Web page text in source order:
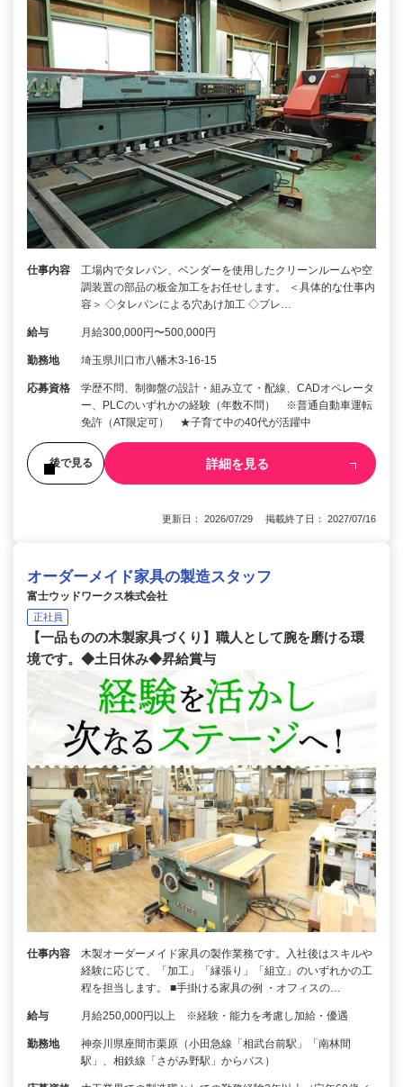
仕事内容
工場内でタレパン、ベンダーを使用したクリーンルームや空
調装置の部品の板金加工をお任せします。 ＜具体的な仕事内
容＞ ◇タレパンによる穴あけ加工 ◇プレ…
給与 月給300,000円〜500,000円
勤務地 埼玉県川口市八幡木3-16-15
応募資格
学歴不問、制御盤の設計・組み立て・配線、CADオペレータ
ー、PLCのいずれかの経験（年数不問） ※普通自動車運転
免許（AT限定可） ★子育て中の40代が活躍中
後で見る 詳細を見る
更新日： 2026/07/29 掲載終了日： 2027/07/16
オーダーメイド家具の製造スタッフ
富士ウッドワークス株式会社
正社員
【一品ものの木製家具づくり】職人として腕を磨ける環
境です。◆土日休み◆昇給賞与
仕事内容
木製オーダーメイド家具の製作業務です。入社後はスキルや
経験に応じて、「加工」「縁張り」「組立」のいずれかの工
程を担当します。 ■手掛ける家具の例 ・オフィスの…
給与 月給250,000円以上 ※経験・能力を考慮し加給・優遇
勤務地
神奈川県座間市栗原（小田急線「相武台前駅」「南林間
駅」、相鉄線「さがみ野駅」からバス）